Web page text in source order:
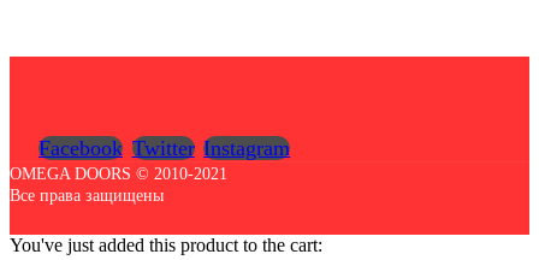
Facebook Twitter Instagram
OMEGA DOORS © 2010-2021
Все права защищены
You've just added this product to the cart: